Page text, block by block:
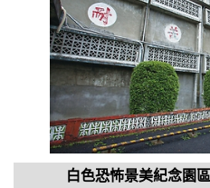
白色恐怖景美紀念園